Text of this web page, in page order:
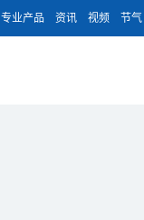
专业产品 资讯 视频 节气